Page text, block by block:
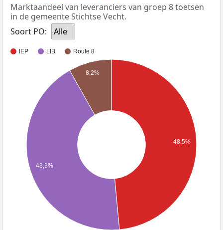
Marktaandeel van leveranciers van groep 8 toetsen
in de gemeente Stichtse Vecht.
Soort PO:
Alle
IEP LIB Route 8
48,5%
8,2%
43,3%